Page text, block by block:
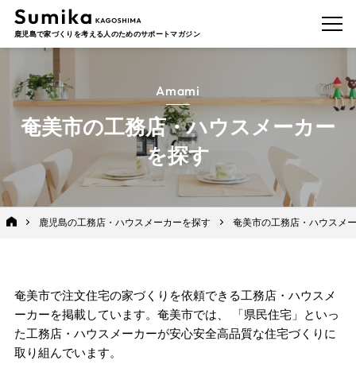
鹿児島で家づくりを考える人のためのサポートマガジン
Amami
奄美市の工務店・ハウスメーカー
を探す
鹿児島の工務店・ハウスメーカーを探す 奄美市の工務店・ハウスメ
奄美市で注文住宅の家づくりを依頼できる工務店・ハウスメ
ーカーを掲載しています。奄美市では、 「県民住宅」といっ
た工務店・ハウスメーカーが安心安全高品質な住宅づくりに
取り組んでいます。